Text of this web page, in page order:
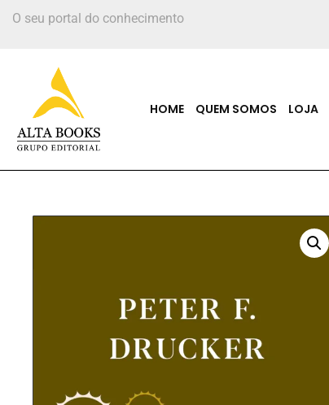
O seu portal do conhecimento
HOME QUEM SOMOS LOJA